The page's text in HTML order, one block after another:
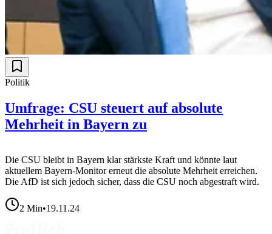
Politik
Umfrage: CSU steuert auf absolute
Mehrheit in Bayern zu
Die CSU bleibt in Bayern klar stärkste Kraft und könnte laut
aktuellem Bayern-Monitor erneut die absolute Mehrheit erreichen.
Die AfD ist sich jedoch sicher, dass die CSU noch abgestraft wird.
2 Min•19.11.24